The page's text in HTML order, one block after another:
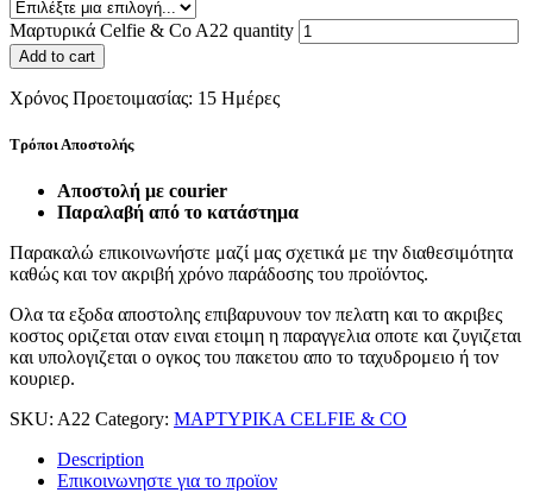
Μαρτυρικά Celfie & Co A22 quantity
Add to cart
Χρόνος Προετοιμασίας: 15 Ημέρες
Τρόποι Αποστολής
Αποστολή με courier
Παραλαβή από το κατάστημα
Παρακαλώ επικοινωνήστε μαζί μας σχετικά με την διαθεσιμότητα
καθώς και τον ακριβή χρόνο παράδοσης του προϊόντος.
Ολα τα εξοδα αποστολης επιβαρυνουν τον πελατη και το ακριβες
κοστος οριζεται οταν ειναι ετοιμη η παραγγελια οποτε και ζυγιζεται
και υπολογιζεται ο ογκος του πακετου απο το ταχυδρομειο ή τον
κουριερ.
SKU: A22 Category: ΜΑΡΤΥΡΙΚΑ CELFIE & CO
Description
Επικοινωνηστε για το προϊoν